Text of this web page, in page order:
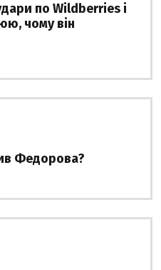
по Wildberries і
чому він
Федорова?